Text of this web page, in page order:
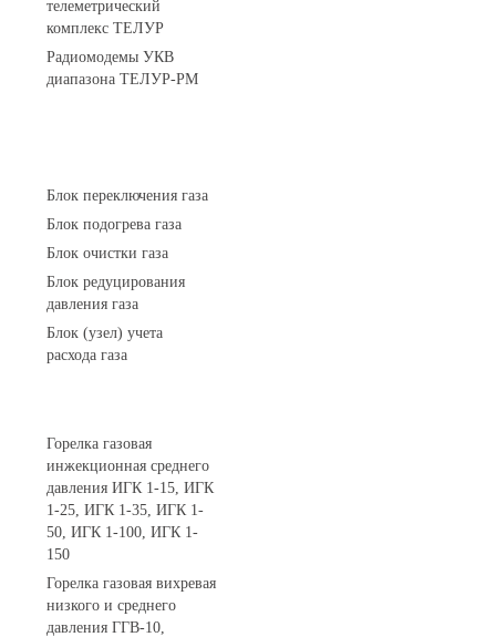
телеметрический
комплекс ТЕЛУР
Радиомодемы УКВ
диапазона ТЕЛУР-РМ
Блок переключения газа
Блок подогрева газа
Блок очистки газа
Блок редуцирования
давления газа
Блок (узел) учета
расхода газа
Горелка газовая
инжекционная среднего
давления ИГК 1-15, ИГК
1-25, ИГК 1-35, ИГК 1-
50, ИГК 1-100, ИГК 1-
150
Горелка газовая вихревая
низкого и среднего
давления ГГВ-10,